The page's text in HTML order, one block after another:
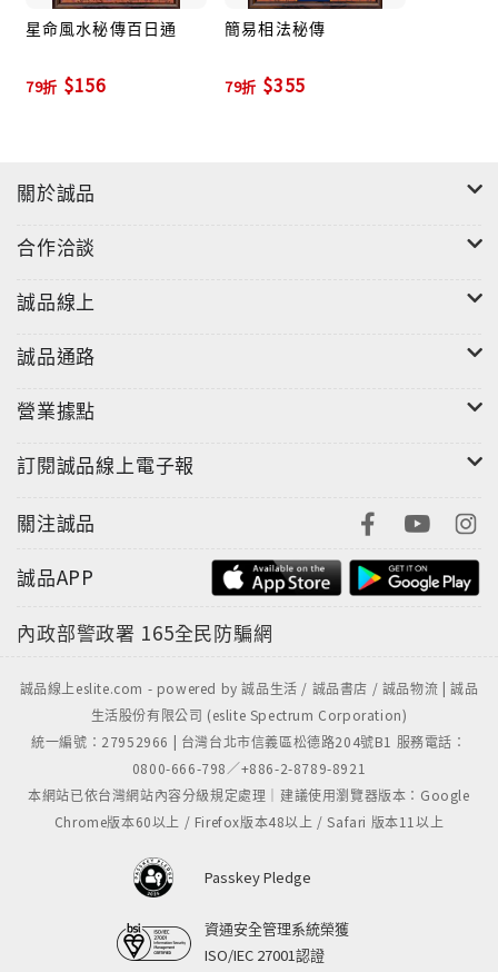
星命風水秘傳百日通
79折 $156
簡易相法秘傳
79折 $355
關於誠品
合作洽談
誠品線上
誠品通路
營業據點
訂閱誠品線上電子報
關注誠品
誠品APP
內政部警政署 165全民防騙網
誠品線上eslite.com - powered by 誠品生活 / 誠品書店 / 誠品物流 | 誠品
生活股份有限公司 (eslite Spectrum Corporation)
統一編號：27952966 | 台灣台北市信義區松德路204號B1 服務電話：
0800-666-798／+886-2-8789-8921
本網站已依台灣網站內容分級規定處理｜建議使用瀏覽器版本：Google
Chrome版本60以上 / Firefox版本48以上 / Safari 版本11以上
Passkey Pledge
資通安全管理系統榮獲
ISO/IEC 27001認證